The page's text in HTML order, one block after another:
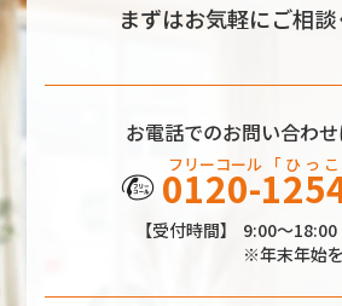
まずはお気軽にご相
お電話でのお問い合わ
フリーコール 「 ひ っ
0120-
【受付時間】
9:00～18:00
※年末年始